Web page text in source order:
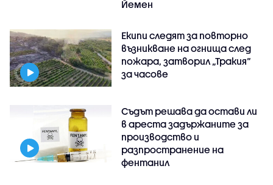
Йемен
Екипи следят за повторно
възникване на огнища след
пожара, затворил „Тракия“
за часове
Съдът решава да остави ли
в ареста задържаните за
производство и
разпространение на
фентанил